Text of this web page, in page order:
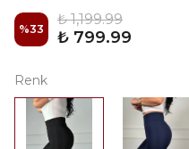
%33
₺ 1,199.99
₺ 799.99
Renk